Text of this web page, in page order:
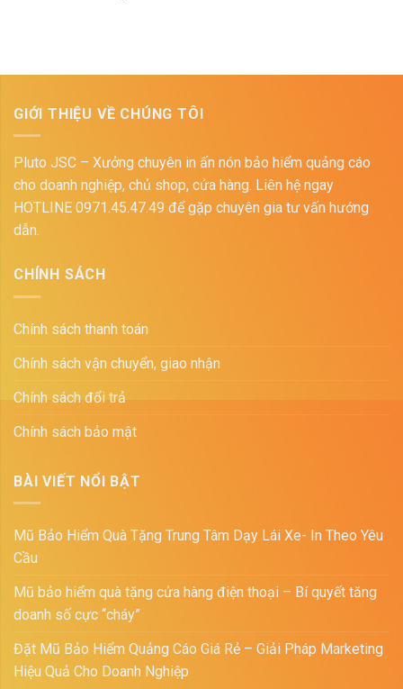
GIỚI THIỆU VỀ CHÚNG TÔI
Pluto JSC – Xưởng chuyên in ấn nón bảo hiểm quảng cáo
cho doanh nghiệp, chủ shop, cửa hàng. Liên hệ ngay
HOTLINE 0971.45.47.49 để gặp chuyên gia tư vấn hướng
dẫn.
CHÍNH SÁCH
Chính sách thanh toán
Chính sách vận chuyển, giao nhận
Chính sách đổi trả
Chính sách bảo mật
BÀI VIẾT NỔI BẬT
Mũ Bảo Hiểm Quà Tặng Trung Tâm Dạy Lái Xe- In Theo Yêu
Cầu
Mũ bảo hiểm quà tặng cửa hàng điện thoại – Bí quyết tăng
doanh số cực “cháy”
Đặt Mũ Bảo Hiểm Quảng Cáo Giá Rẻ – Giải Pháp Marketing
Hiệu Quả Cho Doanh Nghiệp